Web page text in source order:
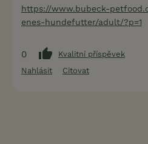
https://www.bubeck-
enes-hundefutter/adult/?p=1
0
Kvalitní příspěvek
Nahlásit
Citovat